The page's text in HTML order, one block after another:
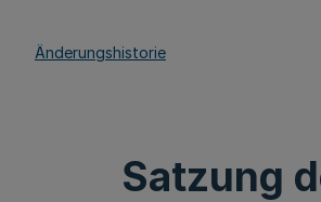
Änderungshistorie
Satzung